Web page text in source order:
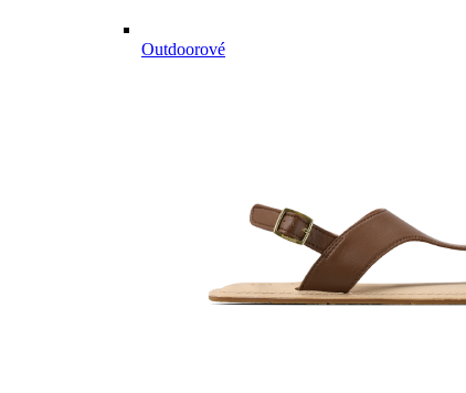
Outdoorové